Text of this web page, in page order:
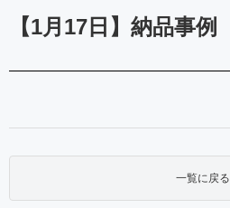
【1月17日】納品事例
一覧に戻る